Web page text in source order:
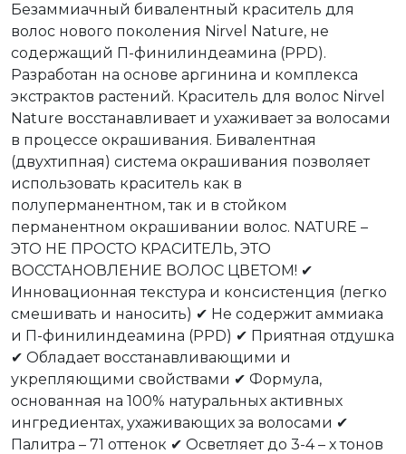
Безаммиачный бивалентный краситель для
волос нового поколения Nirvel Nature, не
содержащий П-финилиндеамина (PPD).
Разработан на основе аргинина и комплекса
экстрактов растений. Краситель для волос Nirvel
Nature восстанавливает и ухаживает за волосами
в процессе окрашивания. Бивалентная
(двухтипная) система окрашивания позволяет
использовать краситель как в
полуперманентном, так и в стойком
перманентном окрашивании волос. NATURE –
ЭТО НЕ ПРОСТО КРАСИТЕЛЬ, ЭТО
ВОССТАНОВЛЕНИЕ ВОЛОС ЦВЕТОМ! ✔
Инновационная текстура и консистенция (легко
смешивать и наносить) ✔ Не содержит аммиака
и П-финилиндеамина (PPD) ✔ Приятная отдушка
✔ Обладает восстанавливающими и
укрепляющими свойствами ✔ Формула,
основанная на 100% натуральных активных
ингредиентах, ухаживающих за волосами ✔
Палитра – 71 оттенок ✔ Осветляет до 3-4 – х тонов